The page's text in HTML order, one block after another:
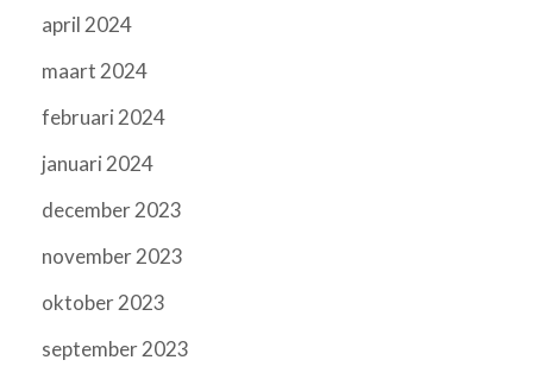
april 2024
maart 2024
februari 2024
januari 2024
december 2023
november 2023
oktober 2023
september 2023